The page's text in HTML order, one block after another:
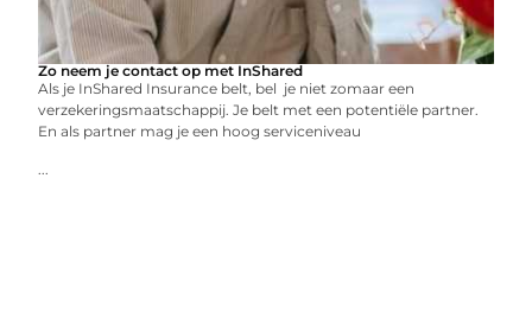
Zo neem je contact op met InShared
Als je InShared Insurance belt, bel je niet zomaar een
verzekeringsmaatschappij. Je belt met een potentiële partner.
En als partner mag je een hoog serviceniveau
...